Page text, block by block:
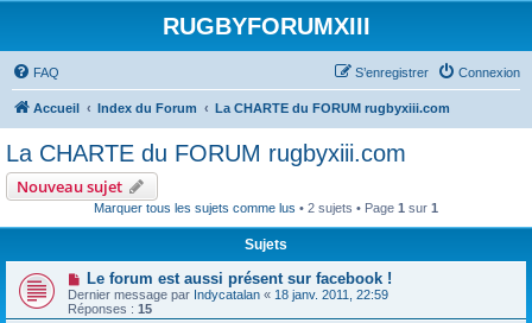
RUGBYFORUMXIII
FAQ Connexion
S’enregistrer
Accueil Index du Forum La CHARTE du FORUM rugbyxiii.com
La CHARTE du FORUM rugbyxiii.com
Nouveau sujet
Marquer tous les sujets comme lus • 2 sujets • Page 1 sur 1
Sujets
Le forum est aussi présent sur facebook !
Dernier message par Indycatalan « 18 janv. 2011, 22:59
Réponses : 15